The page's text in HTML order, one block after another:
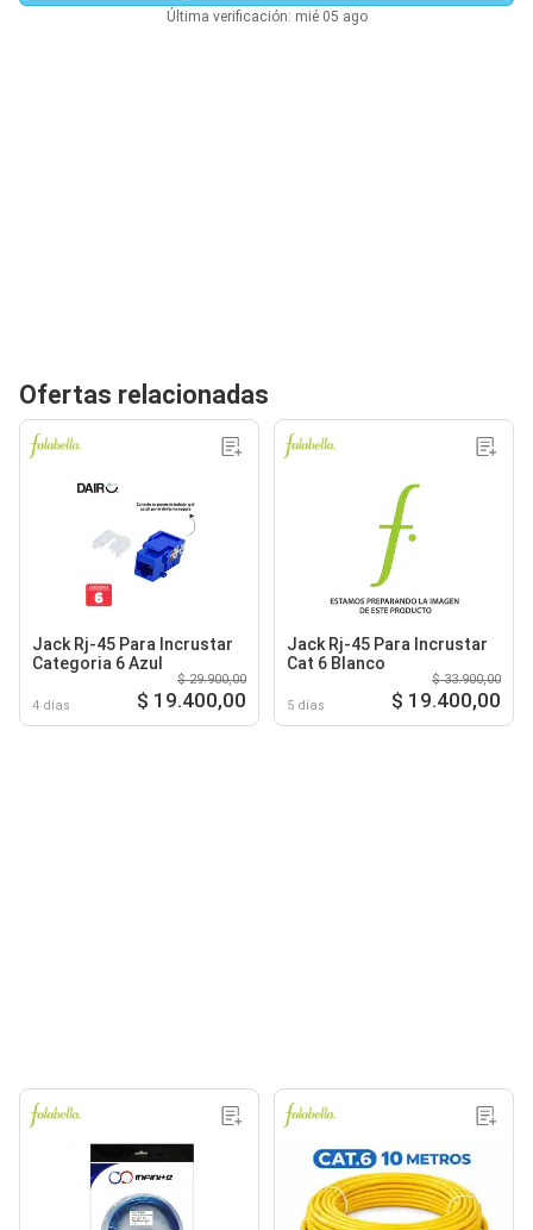
Última verificación: mié 05 ago
Ofertas relacionadas
Jack Rj-45 Para Incrustar
Categoria 6 Azul
4 días
$ 29.900,00
$ 19.400,00
Jack Rj-45 Para Incrustar
Cat 6 Blanco
5 días
$ 33.900,00
$ 19.400,00